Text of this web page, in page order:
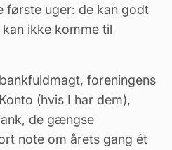
første uger: de kan godt
ikke komme til
foreningens
(hvis I har dem),
de gængse
note om årets gang ét